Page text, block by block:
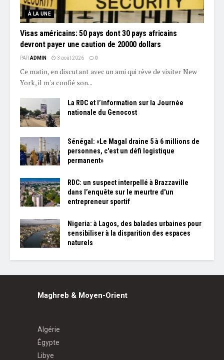
À LA UNE
Visas américains: 50 pays dont 30 pays africains
devront payer une caution de 20000 dollars
PARADMIN 3 août 2026 0
Ce matin, en discutant avec un ami qui rêve de visiter New
York, il m'a confié son...
La RDC et l’information sur la Journée
nationale du Genocost
Sénégal: «Le Magal draine 5 à 6 millions de
personnes, c'est un défi logistique
permanent»
RDC: un suspect interpellé à Brazzaville
dans l’enquête sur le meurtre d'un
entrepreneur sportif
Nigeria: à Lagos, des balades urbaines pour
sensibiliser à la disparition des espaces
naturels
Maghreb & Moyen-Orient
Algérie
Égypte
Libye